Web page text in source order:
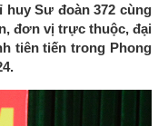
huy Sư đoàn 372 cùng
đơn vị trực thuộc, đại
tiên tiến trong Phong